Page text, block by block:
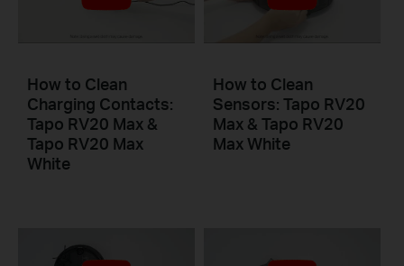
How to Clean
Charging Contacts:
Tapo RV20 Max &
Tapo RV20 Max
White
How to Clean
Sensors: Tapo RV20
Max & Tapo RV20
Max White